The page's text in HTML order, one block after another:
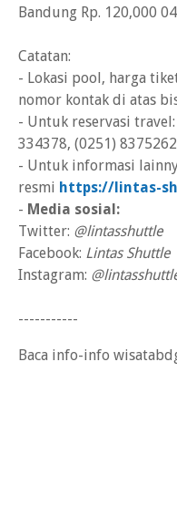
Bandung Rp. 120,000
Catatan:
- Lokasi pool, harga
nomor kontak di atas
- Untuk reservasi
334378, (0251)
- Untuk informasi
resmi https://lintas-
- Media sosial:
Twitter: @lintasshuttle
Facebook: Lintas Shuttle
Instagram:
-----------
Baca info-info